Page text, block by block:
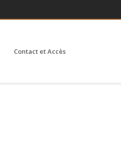
Contact et Accès